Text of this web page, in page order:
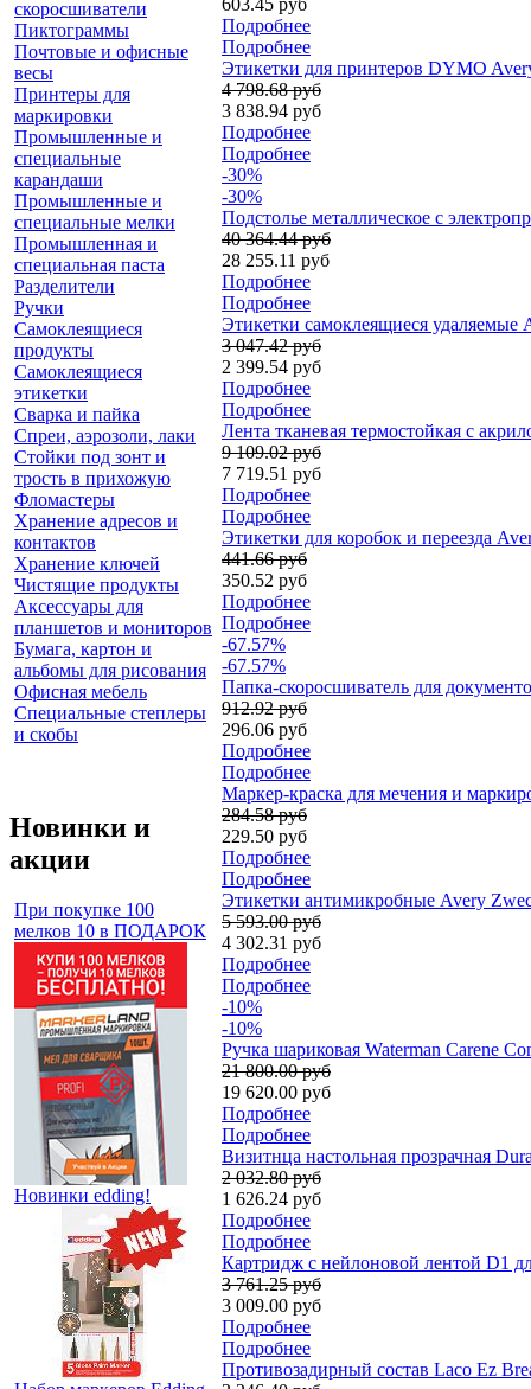
скоросшиватели
Пиктограммы
Почтовые и офисные
весы
Принтеры для
маркировки
Промышленные и
специальные
карандаши
Промышленные и
специальные мелки
Промышленная и
специальная паста
Разделители
Ручки
Самоклеящиеся
продукты
Самоклеящиеся
этикетки
Сварка и пайка
Спреи, аэрозоли, лаки
Стойки под зонт и
трость в прихожую
Фломастеры
Хранение адресов и
контактов
Хранение ключей
Чистящие продукты
Аксессуары для
планшетов и мониторов
Бумага, картон и
альбомы для рисования
Офисная мебель
Специальные степлеры
и скобы
Новинки и
акции
При покупке 100
мелков 10 в ПОДАРОК
Новинки edding!
Подробнее
Подробнее
Этикетки для принтеров DYMO
4 798.68 руб
3 838.94 руб
Подробнее
Подробнее
-30%
-30%
Подстолье металлическое с
40 364.44 руб
28 255.11 руб
Подробнее
Подробнее
Этикетки самоклеящиеся
3 047.42 руб
2 399.54 руб
Подробнее
Подробнее
Лента тканевая термостойкая с
9 109.02 руб
7 719.51 руб
Подробнее
Подробнее
Этикетки для коробок и переезда
441.66 руб
350.52 руб
Подробнее
Подробнее
-67.57%
-67.57%
Папка-скоросшиватель для
912.92 руб
296.06 руб
Подробнее
Подробнее
Маркер-краска для мечения и
284.58 руб
229.50 руб
Подробнее
Подробнее
Этикетки антимикробные Avery
5 593.00 руб
4 302.31 руб
Подробнее
Подробнее
-10%
-10%
Ручка шариковая Waterman Carene
21 800.00 руб
19 620.00 руб
Подробнее
Подробнее
Визитнца настольная прозрачная
2 032.80 руб
1 626.24 руб
Подробнее
Подробнее
Картридж с нейлоновой лентой D1
3 761.25 руб
3 009.00 руб
Подробнее
Подробнее
Противозадирный состав Laco Ez